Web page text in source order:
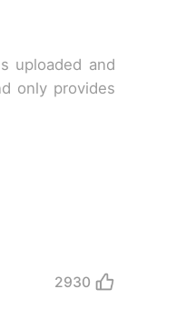
uploaded and
only provides
2930